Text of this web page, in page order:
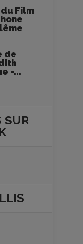
Film
de
-...
SUR